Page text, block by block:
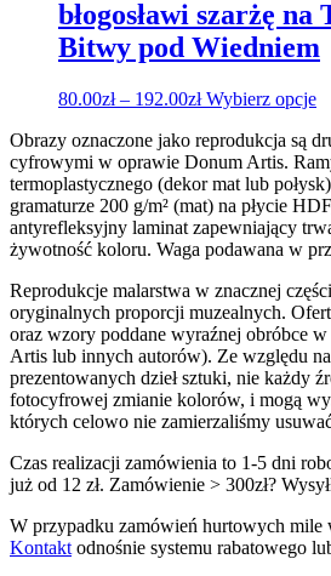
błogosławi szarżę
Bitwy pod Wiedniem
80.00zł – 192.00złZakres
od
80.00zł
do
192.00zł
Wybierz opcje
Obrazy oznaczone jako reprodukcja są
cyfrowymi w oprawie Donum Artis.
termoplastycznego (dekor mat lub
gramaturze 200 g/m² (mat) na płycie
antyrefleksyjny laminat zapewniający
żywotność koloru. Waga podawana w
Reprodukcje malarstwa w znacznej
oryginalnych proporcji muzealnych.
oraz wzory poddane wyraźnej obróbce
Artis lub innych autorów). Ze względu
prezentowanych dzieł sztuki, nie każdy
fotocyfrowej zmianie kolorów, i mogą
których celowo nie zamierzaliśmy
Czas realizacji zamówienia to 1-5 dni
już od 12 zł. Zamówienie > 300zł?
W przypadku zamówień hurtowych mile
Kontakt odnośnie systemu rabatowego